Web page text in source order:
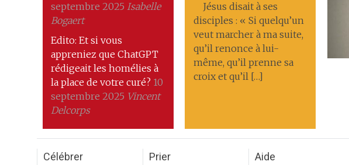
septembre 2025 Isabelle
Bogaert
Edito: Et si vous
appreniez que ChatGPT
rédigeait les homélies à
la place de votre curé? 10
septembre 2025 Vincent
Delcorps
Jésus disait à ses
disciples : « Si quelqu’un
veut marcher à ma suite,
qu’il renonce à lui-
même, qu’il prenne sa
croix et qu’il […]
Célébrer Prier Aide